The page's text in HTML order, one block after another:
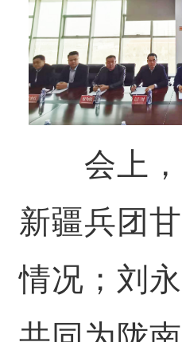
会上，
新疆兵团
情况；刘